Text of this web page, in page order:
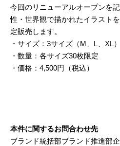
今回のリニューアルオープンを
性・世界観で描かれたイラスト
定販売します。
・サイズ：3サイズ（M、L、XL）
・数量：各サイズ30枚限定
・価格：4,500円（税込）
本件に関するお問合わせ先
ブランド統括部ブランド推進部